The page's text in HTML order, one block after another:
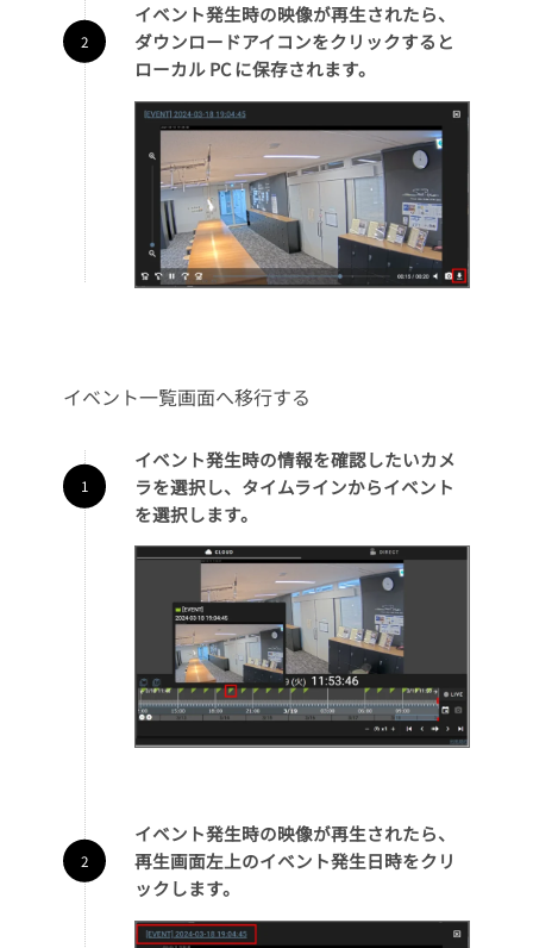
イベント発生時の映像が再生されたら、
ダウンロードアイコンをクリックすると
ローカル PC に保存されます。
イベント一覧画面へ移行する
イベント発生時の情報を確認したいカメ
ラを選択し、タイムラインからイベント
を選択します。
イベント発生時の映像が再生されたら、
再生画面左上のイベント発生日時をクリ
ックします。